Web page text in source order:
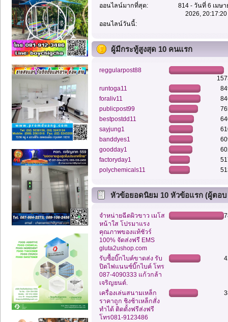
ออนไลน์มากที่สุด:
814 - วันที่ 6 เมษ
2026,
ออนไลน์วันนี้:
ผู้มีกระทู้สูงสุด 10 คนแรก
reggularpost88
runtoga11
foraliv11
publicpost99
bestpostdd11
sayjung1
banddyes1
goodday1
factoryday1
polychemicals11
หัวข้อยอดนิยม 10 หัวข้อแรก (ผู้ตอบ
สูงสุด)
จำหน่ายฉีดผิวขาว เมโส
หน้าใส โปรมาแรง
คุณภาพของแท้ชัวร์
100% จัดส่งฟรี EMS
gluta2ushop.com
รับซื้อบิ๊กไบค์ขาดส่ง รับ
ปิดไฟแนนซ์บิ๊กไบค์ โทร
087-4090333 แก้วกล้า
เจริญยนต์.
เครื่องเล่นสนามเหล็ก
ราคาถูก ชิงช้าเหล็กสั่ง
ทำได้ ติดตั้งฟรีส่งฟรี
โทร081-9123486